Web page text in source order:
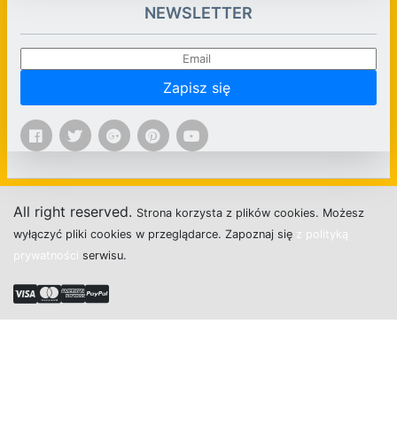
NEWSLETTER
Zapisz się
All right reserved. Strona korzysta z plików cookies. Możesz
wyłączyć pliki cookies w przeglądarce. Zapoznaj się z polityką
prywatności serwisu.